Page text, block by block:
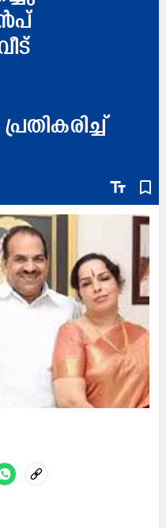
text_fields bookmark_border